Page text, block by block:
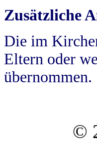
Zusätzliche
Die im
Eltern oder
übernommen.
©